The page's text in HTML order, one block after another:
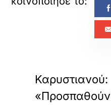
Καρυστιανού:
«Προσπαθούν